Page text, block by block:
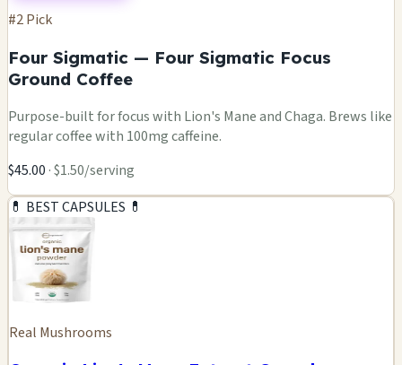
#2 Pick
Four Sigmatic — Four Sigmatic Focus
Ground Coffee
Purpose-built for focus with Lion's Mane and Chaga. Brews like
regular coffee with 100mg caffeine.
$45.00 · $1.50/serving
💊 BEST CAPSULES 💊
Real Mushrooms